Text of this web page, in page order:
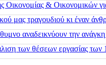
Οικονομίας &
μας τραγουδιού κι έναν
αναδεικνύουν την
των θέσεων εργασίας